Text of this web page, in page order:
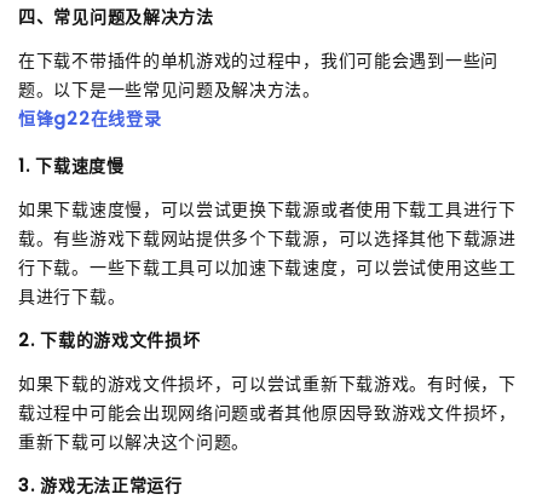
四、常见问题及解决方法
在下载不带插件的单机游戏的过程中，我们可能会遇到一些问
题。以下是一些常见问题及解决方法。
恒锋g22在线登录
1. 下载速度慢
如果下载速度慢，可以尝试更换下载源或者使用下载工具进行下
载。有些游戏下载网站提供多个下载源，可以选择其他下载源进
行下载。一些下载工具可以加速下载速度，可以尝试使用这些工
具进行下载。
2. 下载的游戏文件损坏
如果下载的游戏文件损坏，可以尝试重新下载游戏。有时候，下
载过程中可能会出现网络问题或者其他原因导致游戏文件损坏，
重新下载可以解决这个问题。
3. 游戏无法正常运行